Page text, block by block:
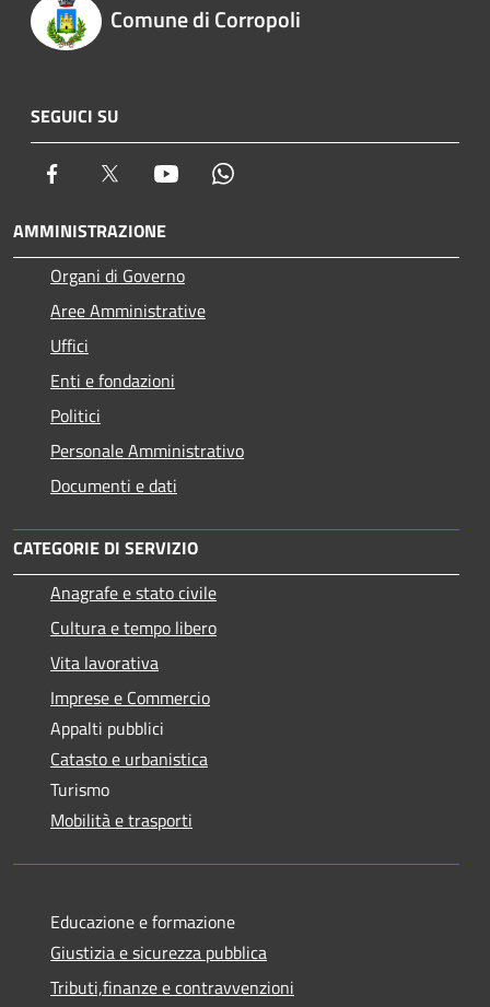
Comune di Corropoli
SEGUICI SU
Facebook Twitter Youtube
AMMINISTRAZIONE
Organi di Governo
Aree Amministrative
Uffici
Enti e fondazioni
Politici
Personale Amministrativo
Documenti e dati
CATEGORIE DI SERVIZIO
Anagrafe e stato civile
Cultura e tempo libero
Vita lavorativa
Imprese e Commercio
Appalti pubblici
Catasto e urbanistica
Turismo
Mobilità e trasporti
Educazione e formazione
Giustizia e sicurezza pubblica
Tributi,finanze e contravvenzioni